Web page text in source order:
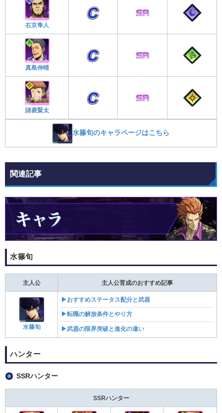
右京隼人
真島伸晴
諸菱賢太
水篠旬のキャラページはこちら
関連記事
水篠旬
主人公 主人公育成のおすすめ記事
水篠旬
▶おすすめステータス配分と武器
▶転職の解放条件とやり方
▶武器の限界突破と進化の違い
ハンター
SSRハンター
SSRハンター